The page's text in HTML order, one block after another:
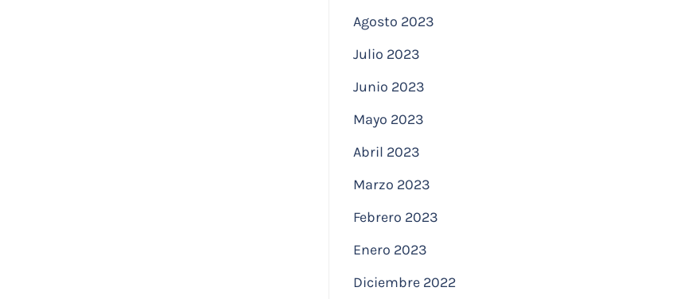
Agosto 2023
Julio 2023
Junio 2023
Mayo 2023
Abril 2023
Marzo 2023
Febrero 2023
Enero 2023
Diciembre 2022